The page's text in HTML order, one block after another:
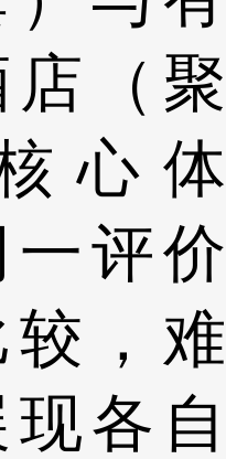
（聚
心体
评价
，难
各自